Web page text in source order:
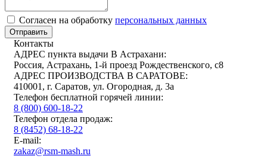
Cогласен на обработку персональных данных
Отправить
Контакты
АДРЕС пункта выдачи В Астрахани:
Россия, Астрахань, 1-й проезд Рождественского, с8
АДРЕС ПРОИЗВОДСТВА В САРАТОВЕ:
410001, г. Саратов, ул. Огородная, д. 3а
Телефон бесплатной горячей линии:
8 (800) 600-18-22
Телефон отдела продаж:
8 (8452) 68-18-22
E-mail:
zakaz@rsm-mash.ru